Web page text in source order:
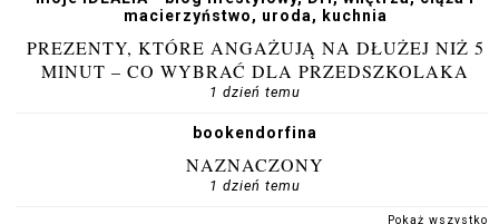
macierzyństwo, uroda, kuchnia
PREZENTY, KTÓRE ANGAŻUJĄ NA DŁUŻEJ NIŻ 5
MINUT – CO WYBRAĆ DLA PRZEDSZKOLAKA
1 dzień temu
bookendorfina
NAZNACZONY
1 dzień temu
Pokaż wszystko